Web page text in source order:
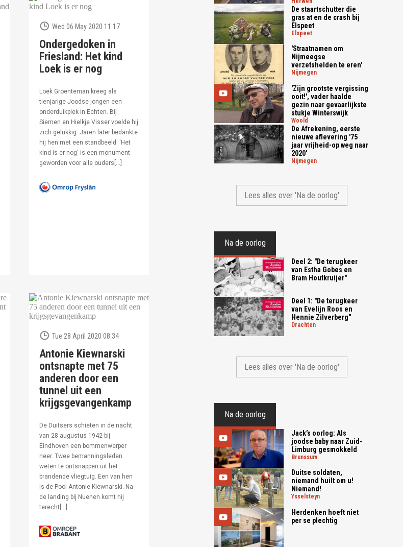
Wed 06 May 2020 11:17
Ondergedoken in
Friesland: Het kind
Loek is er nog
Loek Groenteman kreeg als
tienjarige Joodse jongen een
onderduikplek in Echten. Bij
Siemen en Hielkje Visser voelde hij
zich gelukkig. Jaren later bedankte
hij hen met een standbeeld. 'Het
kind is er nog' is een monument
geworden voor alle ouders[…]
Tue 28 April 2020 08:34
Antonie Kiewnarski
ontsnapte met 75
anderen door een
tunnel uit een
krijgsgevangenkamp
De Duitsers schieten in de nacht
van 28 augustus 1942 bij
Eindhoven een bommenwerper
neer. Twee bemanningsleden
weten te ontsnappen uit het
brandende vliegtuig. Een van hen
is de Pool Antonie Kiewnarski. Na
de landing bij Nuenen komt hij
terecht[…]
De staartschutter die
gras at en de crash bij
Elspeet
elspeet
'Straatnamen om
Nijmeegse
verzetshelden te eren'
nijmegen
'Zijn grootste vergissing
ooit!', vader haalde
gezin naar gevaarlijkste
stukje Winterswijk
woold
De Afrekening, eerste
nieuwe aflevering '75
jaar vrijheid-op weg naar
2020'
nijmegen
Lees alles over 'Na de oorlog'
Na de oorlog
Deel 2: "De terugkeer
van Estha Gobes en
Bram Houtkruijer"
Deel 1: "De terugkeer
van Evelijn Roos en
Hennie Zilverberg"
drachten
Lees alles over 'Na de oorlog'
Na de oorlog
Jack’s oorlog: Als
joodse baby naar Zuid-
Limburg gesmokkeld
brunssum
Duitse soldaten,
niemand huilt om u!
Niemand!
ysselsteyn
Herdenken hoeft niet
per se plechtig